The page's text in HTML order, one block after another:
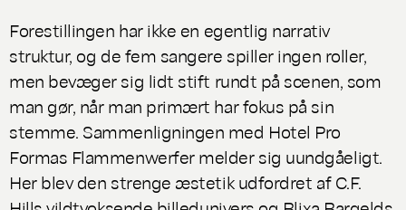
Forestillingen har ikke en egentlig narrativ
struktur, og de fem sangere spiller ingen roller,
men bevæger sig lidt stift rundt på scenen, som
man gør, når man primært har fokus på sin
stemme. Sammenligningen med Hotel Pro
Formas Flammenwerfermelder sig uundgåeligt.
Her blev den strenge æstetik udfordret af C.F.